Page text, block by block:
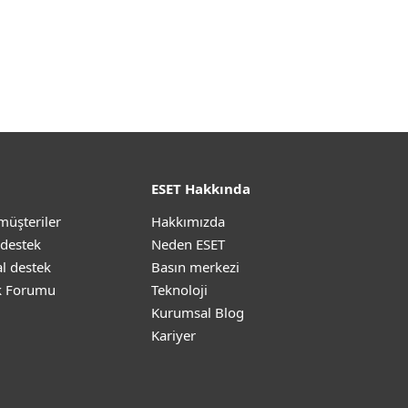
destek
Forumu
ESET Hakkında
Hakkımızda
Neden ESET
Basın merkezi
Teknoloji
Kurumsal Blog
Kariyer